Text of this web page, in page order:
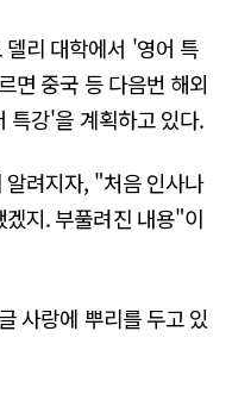
리 대학에서 '영어 특
면 중국 등 다음번 해외
특강'을 계획하고 있다.
알려지자, "처음 인사나
지. 부풀려진 내용"이
사랑에 뿌리를 두고 있